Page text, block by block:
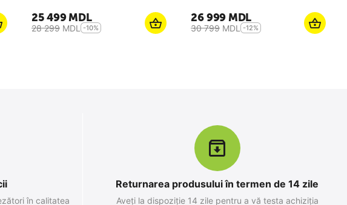
25 499MDL
28 299 MDL -10%
26 999MDL
30 799 MDL -12%
în calitatea
Returnarea produsului în termen de 14 zile
Aveți la dispoziție 14 zile pentru a vă testa achiziția